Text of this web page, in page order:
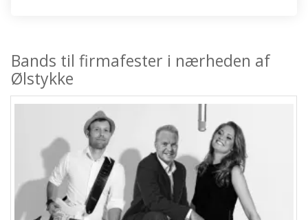
Bands til firmafester i nærheden af
Ølstykke